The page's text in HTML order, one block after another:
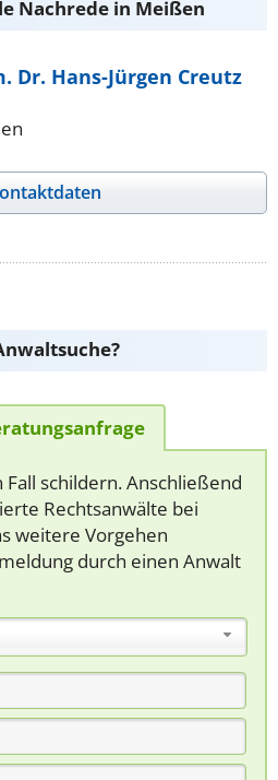
Nachrede in Meißen
Dr. Hans-Jürgen Creutz
schildern. Anschließend
Rechtsanwälte bei
weitere Vorgehen
durch einen Anwalt